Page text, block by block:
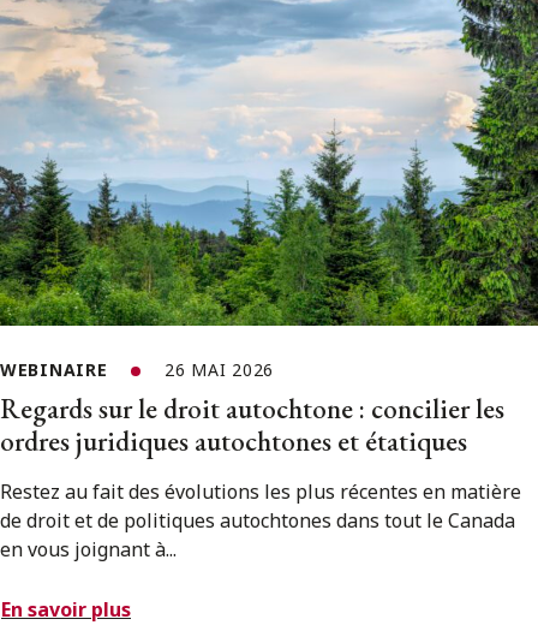
WEBINAIRE 26 MAI 2026
Regards sur le droit autochtone : concilier les
ordres juridiques autochtones et étatiques
Restez au fait des évolutions les plus récentes en matière
de droit et de politiques autochtones dans tout le Canada
en vous joignant à...
En savoir plus